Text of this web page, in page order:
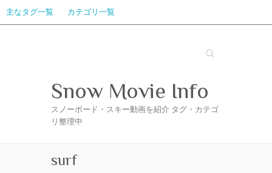
主なタグ一覧 カテゴリ一覧
Search
Snow Movie Info
スノーボード・スキー動画を紹介 タグ・カテゴ
リ整理中
surf